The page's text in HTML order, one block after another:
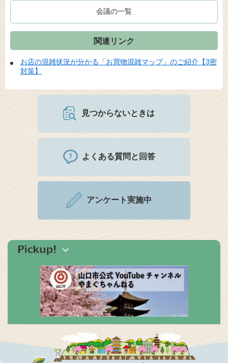
会議の一覧
関連リンク
お店の混雑状況が分かる「お買物混雑マップ」のご紹介【3密
対策】
見つからないときは
よくある質問と回答
アンケート実施中